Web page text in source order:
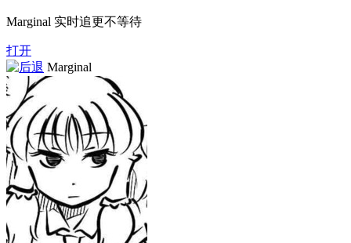
Marginal 实时追更不等待
打开
Marginal